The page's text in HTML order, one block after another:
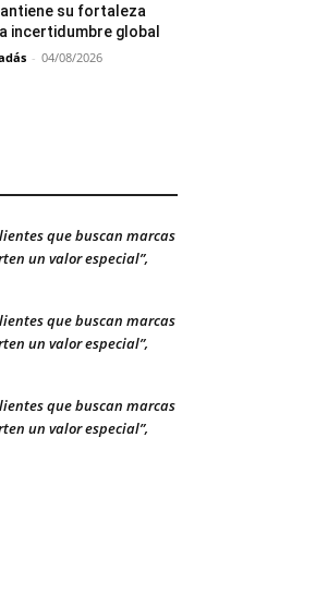
su fortaleza
incertidumbre global
- 04/08/2026
que buscan marcas
un valor especial”,
que buscan marcas
un valor especial”,
que buscan marcas
un valor especial”,